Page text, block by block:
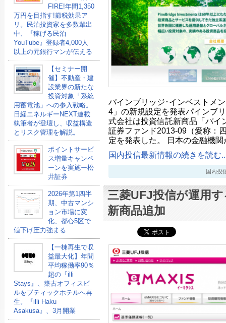
FIRE!年間1,350
万円を目指す!節税効果ア
リ。民泊投資家を多数輩出
中、『稼げる民泊
YouTube』登録者4,000人
以上の元銀行マンが伝える
【セミナー開
催】不動産・建
設業界の新たな
投資対象「系統
用蓄電池」への参入戦略。
日経エネルギーNEXT連載
執筆者が登壇し、収益構造
とリスク管理を解説。
ポイントサービ
ス増量キャンペ
ーンを実施ー松
井証券
2026年第1四半
期、中古マンシ
ョン市場に変
化、都心5区で
値下げ圧力強まる
【一棟再生で収
益最大化】年間
平均稼働率90％
超の『illi
Stays』、築古オフィスビ
ルをブティックホテルへ再
生。『illi Haku
Asakusa』、3月開業
パインブリッジ･インベストメ
4」の新規設定を発表パインブ
式会社は投資信託新商品「パイ
証券ファンド2013-09（愛称：
定を発表した。 日本の金融機
国内投信最新情報の続きを読む
国内投
三菱UFJ投信が運用
新商品追加